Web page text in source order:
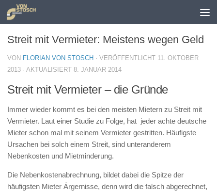
Zum Inhalt springen
Streit mit Vermieter: Meistens wegen Geld
VON FLORIAN VON STOSCH · VERÖFFENTLICHT 11. OKTOBER
2013 · AKTUALISIERT 8. JANUAR 2014
Streit mit Vermieter – die Gründe
Immer wieder kommt es bei den meisten Mietern zu Streit mit
Vermieter. Laut einer Studie zu Folge, hat jeder achte deutsche
Mieter schon mal mit seinem Vermieter gestritten. Häufigste
Ursachen bei solch einem Streit, sind unteranderem
Nebenkosten und Mietminderung.
Die Nebenkostenabrechnung, bildet dabei die Spitze der
häufigsten Mieter Ärgernisse, denn wird die falsch abgerechnet,